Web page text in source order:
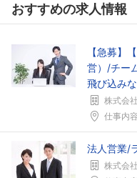
こちらの企
おすすめの求人情報
【急募】
営）/チー
飛び込み
株式会
仕事内
法人営業/
株式会